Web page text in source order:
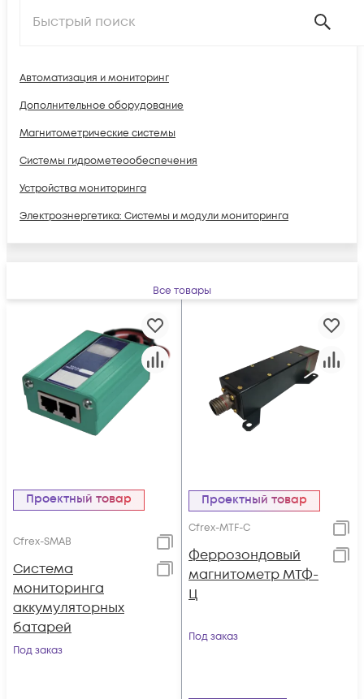
Автоматизация и мониторинг
Дополнительное оборудование
Магнитометрические системы
Системы гидрометеообеспечения
Устройства мониторинга
Электроэнергетика: Системы и модули мониторинга
Все товары
Проектный товар
Cfrex-SMAB
Система
мониторинга
аккумуляторных
батарей
Под заказ
Проектный товар
Cfrex-MTF-C
Феррозондовый
магнитометр МТФ-
Ц
Под заказ